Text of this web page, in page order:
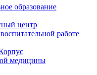
образование
центр
работе
медицины